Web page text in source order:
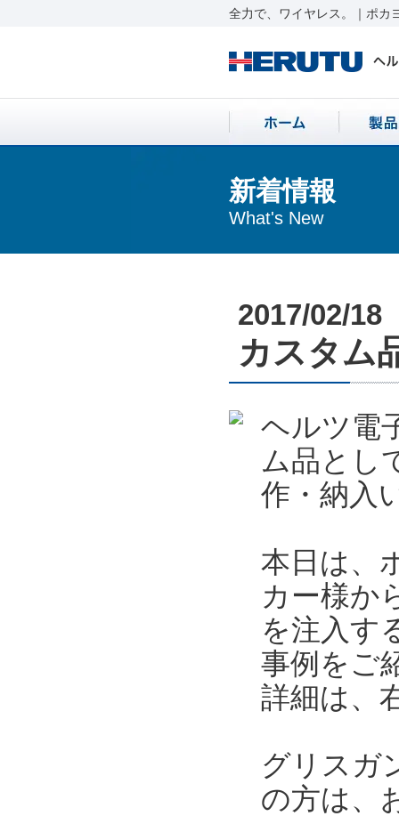
全力で、ワイヤレス。｜ポカ
新着情報
What's New
2017/02/18
カスタム
ヘルツ電
ム品とし
作・納入
本日は、
カー様か
を注入す
事例をご
詳細は、
グリスガ
の方は、